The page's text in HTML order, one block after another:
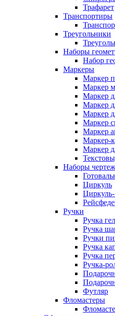
Трафарет
Транспортиры
Треугольники
Наборы
Набор
Маркеры
Маркер
Маркер
Маркер
Маркер
Маркер
Маркер
Маркер
Маркер-
Маркер
Наборы
Циркуль
Ручки
Ручка
Ручка
Ручки
Ручка
Ручка
Ручка-
Футляр
Фломастеры